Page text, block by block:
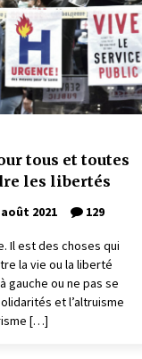
tous et toutes
les libertés
2021 129
Il est des choses qui
la vie ou la liberté
gauche ou ne pas se
et l’altruisme
[…]